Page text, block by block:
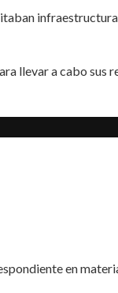
llevar a cabo sus
en